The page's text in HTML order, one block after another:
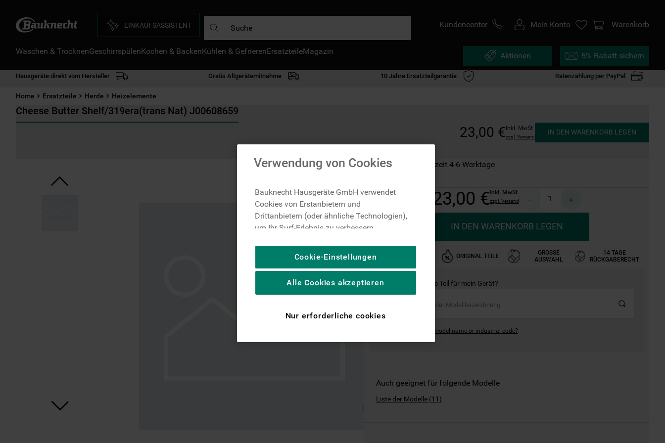
EINKAUFSASSISTENT Kundencenter Mein Konto Warenkorb
Waschen & TrocknenGeschirrspülenKochen & BackenKühlen & GefrierenErsatzteileMagazin Aktionen 5% Rabatt sichern
Hausgeräte direkt vom Hersteller Gratis Altgerätemitnahme 10 Jahre Ersatzteilgarantie Ratenzahlung per PayPal
Home Ersatzteile Herde Heizelemente
Cheese Butter Shelf/319era(trans Nat) J00608659
23,00 € Inkl. MwSt
zzgl. Versand
IN DEN WARENKORB LEGEN
Auf Lager: Lieferzeit 4-6 Werktage
23,00 €Inkl. MwSt
zzgl. Versand ＋
IN DEN WARENKORB LEGEN
ORIGINAL TEILE
GROSSE A
USWAHL
14 TAGE
RÜCKGABERECHT
Ist dies das richtige Teil für mein Gerät?
Where can I find the model name or industrial code?
Auch geeignet für folgende Modelle
Liste der Modelle (11)
Verwendung von Cookies
Bauknecht Hausgeräte GmbH verwendet
Cookies von Erstanbietern und
Drittanbietern (oder ähnliche Technologien),
um Ihr Surf-Erlebnis zu verbessern
um die redaktionellen Inhalte der Website
basierend auf Ihrer Nutzung der Website zu
personalisieren, die Funktionalität der
spezifische Funktionen anzubieten
(einschließlich über Drittanbieter und auf
Plattformen, beispielsweise Google LLC –
Cookie-Einstellungen
Nur erforderliche cookies
Alle Cookies akzeptieren
DIE HÄUFIGSTEN SUCHANFRAGEN
gefrierschrank